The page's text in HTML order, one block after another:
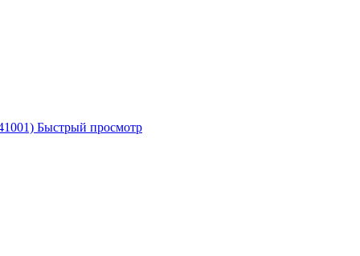
Быстрый просмотр